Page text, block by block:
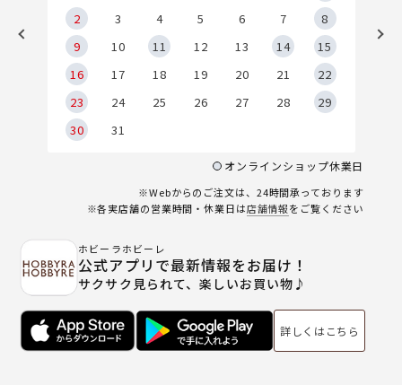
2
3 4 5 6 7
8
9
10 11 12 13 14
15
16
17 18 19 20 21
22
23
24 25 26 27 28
29
30
31
オンラインショップ休業日
※Webからのご注文は、24時間承っております
※各実店舗の営業時間・休業日は店舗情報をご覧ください
ホビーラホビーレ
公式アプリで最新情報をお届け！
サクサク見られて、楽しいお買い物♪
詳しくはこちら